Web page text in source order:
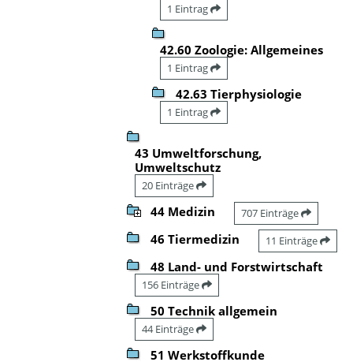
1 Eintrag
42.60 Zoologie: Allgemeines
1 Eintrag
42.63 Tierphysiologie
1 Eintrag
43 Umweltforschung,
Umweltschutz
20 Einträge
44 Medizin 707 Einträge
46 Tiermedizin 11 Einträge
48 Land- und Forstwirtschaft
156 Einträge
50 Technik allgemein
44 Einträge
51 Werkstoffkunde